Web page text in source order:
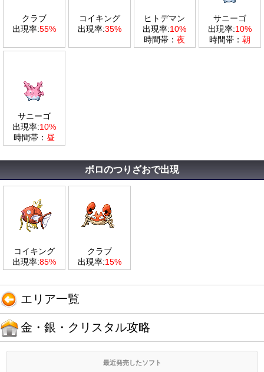
クラブ
出現率:55%
コイキング
出現率:35%
ヒトデマン
出現率:10%
時間帯：夜
サニーゴ
出現率:10%
時間帯：朝
サニーゴ
出現率:10%
時間帯： 昼
ボロのつりざおで出現
コイキング
出現率:85%
クラブ
出現率:15%
エリア一覧
金・銀・クリスタル攻略
最近発売したソフト